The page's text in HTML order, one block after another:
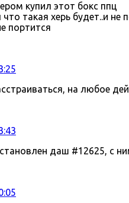
купил этот бокс ппц
такая херь будет..и
портится
на любое
даш #12625, с